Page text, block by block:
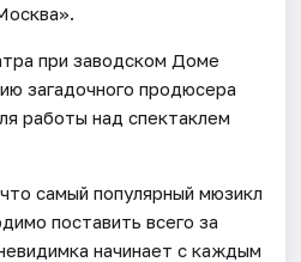
при заводском Доме
загадочного продюсера
работы над спектаклем
самый популярный мюзикл
поставить всего за
начинает с каждым